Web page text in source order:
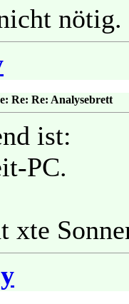
Re: Re: Analysebrett
ist:
PC.
xte